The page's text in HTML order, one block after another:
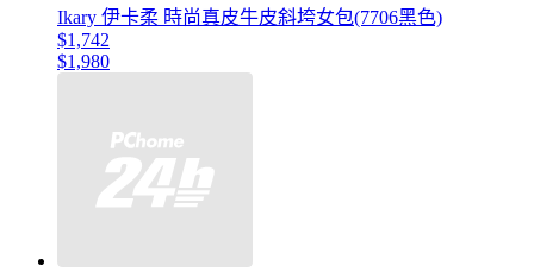
Ikary 伊卡柔 時尚真皮牛皮斜垮女包(7706黑色)
$1,742
$1,980